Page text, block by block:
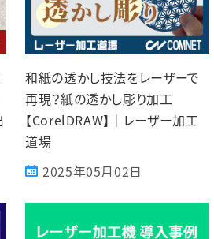
和紙の透かし技法をレーザーで
再現？紙の透かし彫り加工
【CorelDRAW】｜レーザー加工
道場
2025年05月02日